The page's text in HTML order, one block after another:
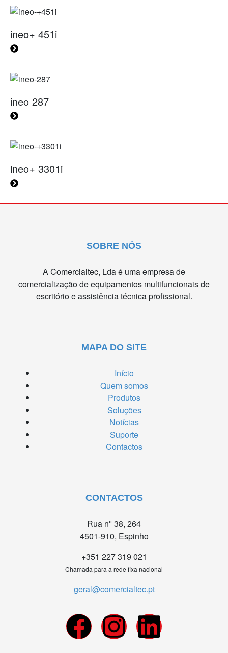
ineo+ 451i
ineo 287
ineo+ 3301i
SOBRE NÓS
A Comercialtec, Lda é uma empresa de
comercialização de equipamentos multifuncionais de
escritório e assistência técnica profissional.
MAPA DO SITE
Início
Quem somos
Produtos
Soluções
Notícias
Suporte
Contactos
CONTACTOS
Rua nº 38, 264
4501-910, Espinho
+351 227 319 021
Chamada para a rede fixa nacional
geral@comercialtec.pt